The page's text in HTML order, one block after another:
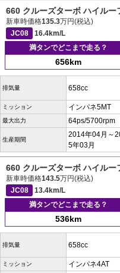
660 クルーズターボ ハイルー
新車時価格135.3万円(税込)
JC08
16.4km/L
満タンでどこまで走る？
656km
排気量 658cc
ミッション インパネ5MT
最大出力 64ps/5700rpm
生産期間
2014年04月～
5年03月
660 クルーズターボ ハイルー
新車時価格143.5万円(税込)
JC08
13.4km/L
満タンでどこまで走る？
536km
排気量 658cc
ミッション インパネ4AT